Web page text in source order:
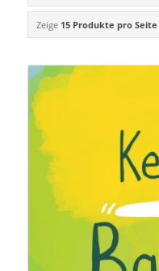
Zeige 15 Produkte pro Seite